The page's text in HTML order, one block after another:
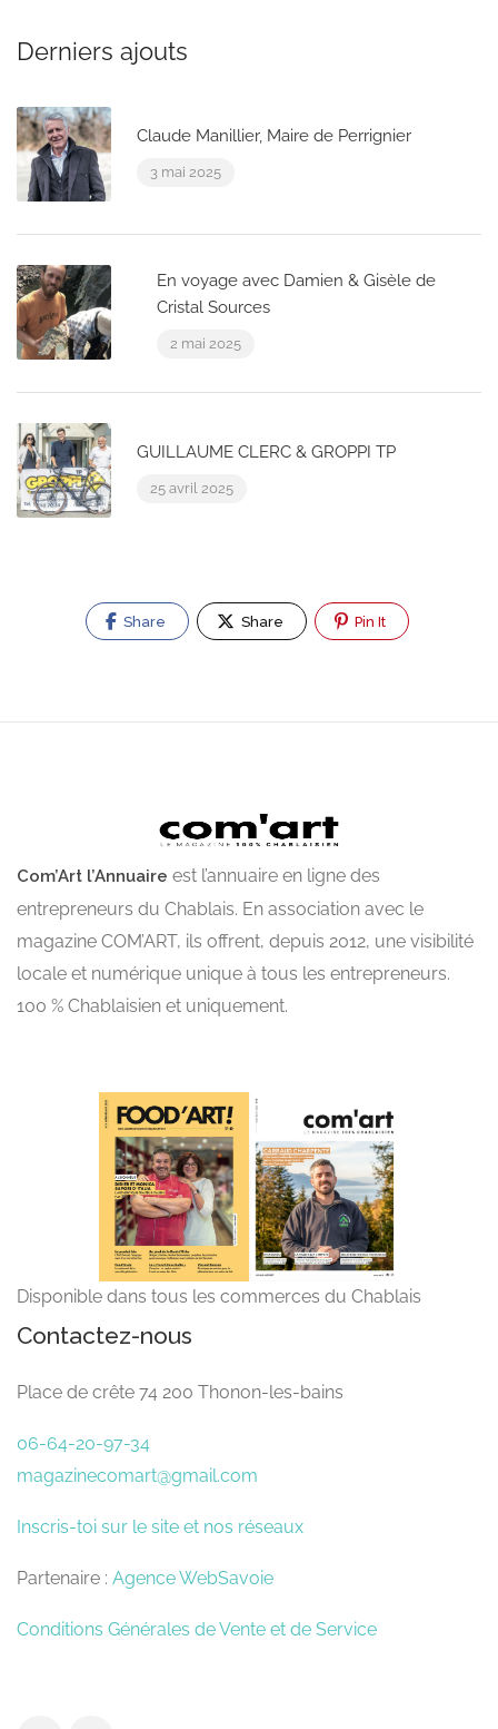
Derniers ajouts
Claude Manillier, Maire de Perrignier
3 mai 2025
En voyage avec Damien & Gisèle de
Cristal Sources
2 mai 2025
GUILLAUME CLERC & GROPPI TP
25 avril 2025
Share Share Pin It
Com’Art l’Annuaire est l’annuaire en ligne des
entrepreneurs du Chablais. En association avec le
magazine COM’ART, ils offrent, depuis 2012, une visibilité
locale et numérique unique à tous les entrepreneurs.
100 % Chablaisien et uniquement.
Disponible dans tous les commerces du Chablais
Contactez-nous
Place de crête 74 200 Thonon-les-bains
06-64-20-97-34
magazinecomart@gmail.com
Inscris-toi sur le site et nos réseaux
Partenaire : Agence WebSavoie
Conditions Générales de Vente et de Service